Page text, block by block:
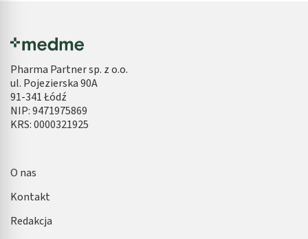
Pharma Partner sp. z o.o.
ul. Pojezierska 90A
91-341 Łódź
NIP: 9471975869
KRS: 0000321925
O nas
Kontakt
Redakcja